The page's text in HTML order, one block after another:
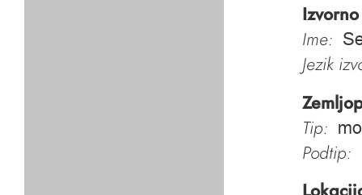
Ime:
Jezik
Tip:
Podtip: